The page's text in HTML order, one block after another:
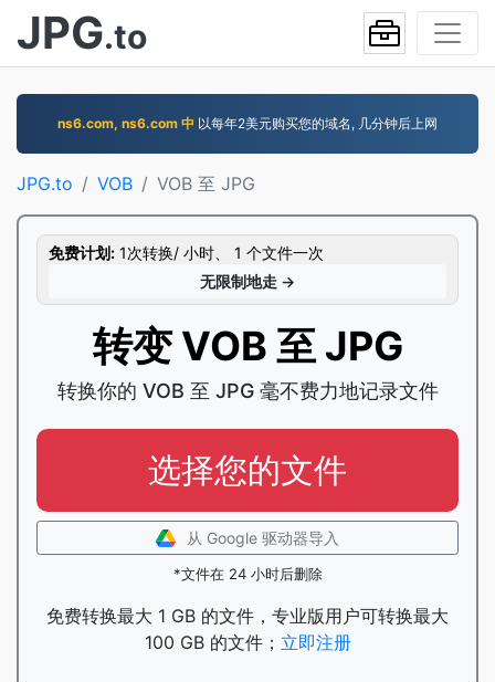
JPG.to
ns6.com, ns6.com 中 以每年2美元购买您的域名, 几分钟后上网
JPG.to VOB VOB 至 JPG
免费计划: 1次转换/ 小时、 1 个文件一次
无限制地走 →
转变 VOB 至 JPG
转换你的 VOB 至 JPG 毫不费力地记录文件
选择您的文件
从 Google 驱动器导入
*文件在 24 小时后删除
免费转换最大 1 GB 的文件，专业版用户可转换最大
100 GB 的文件； 立即注册